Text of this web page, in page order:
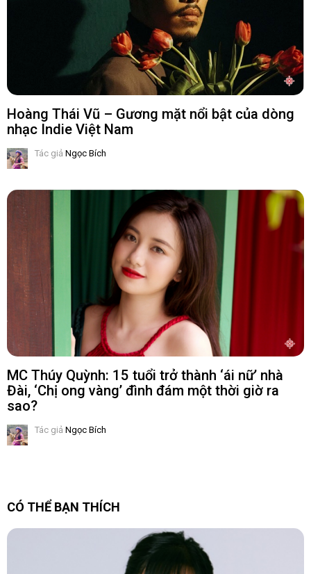
Hoàng Thái Vũ – Gương mặt nổi bật của dòng
nhạc Indie Việt Nam
Tác giả Ngọc Bích
MC Thúy Quỳnh: 15 tuổi trở thành ‘ái nữ’ nhà
Đài, ‘Chị ong vàng’ đình đám một thời giờ ra
sao?
Tác giả Ngọc Bích
CÓ THỂ BẠN THÍCH